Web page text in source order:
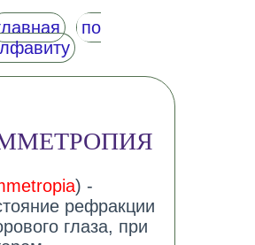
по
) -
рефракции
глаза, при